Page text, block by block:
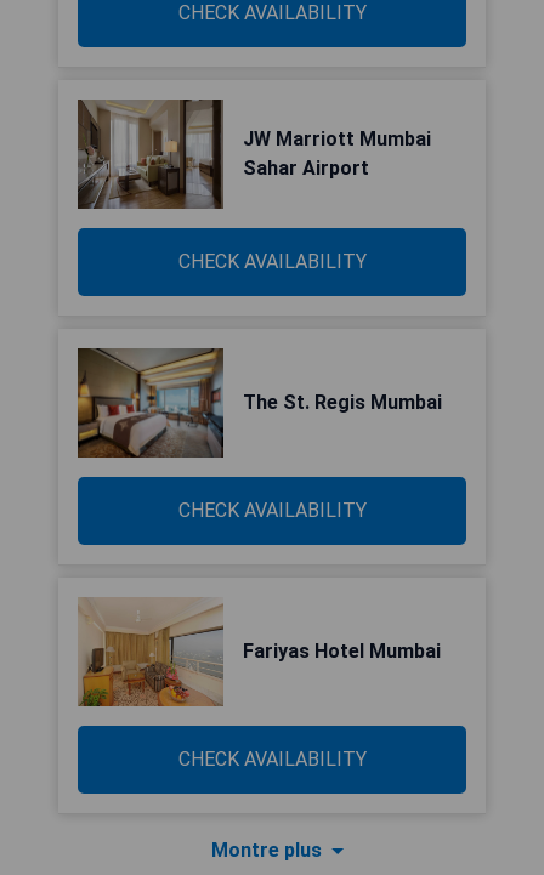
CHECK AVAILABILITY
JW Marriott Mumbai
Sahar Airport
CHECK AVAILABILITY
The St. Regis Mumbai
CHECK AVAILABILITY
Fariyas Hotel Mumbai
CHECK AVAILABILITY
Montre plus